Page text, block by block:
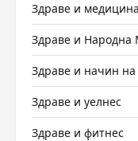
Здраве и медицина
Здраве и Народна
Здраве и начин
Здраве и уелнес
Здраве и фитнес